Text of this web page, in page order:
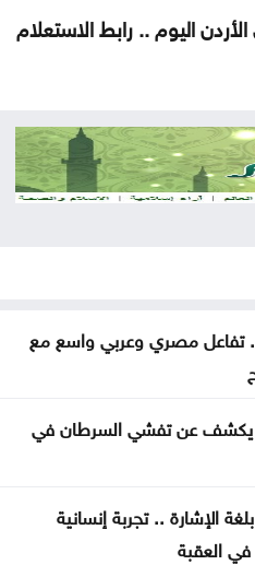
2026 في الأردن اليوم .. رابط الاستعلام
لإخماد حريق في جنوب
يستأنفون هجماتهم
عاما للمجلس الأعلى
أبيب وواشنطن تتعمق بشأن إنهاء
تفاعل مصري وعربي واسع مع
يكشف عن تفشي السرطان في
الإشارة .. تجربة إنسانية
العقبة